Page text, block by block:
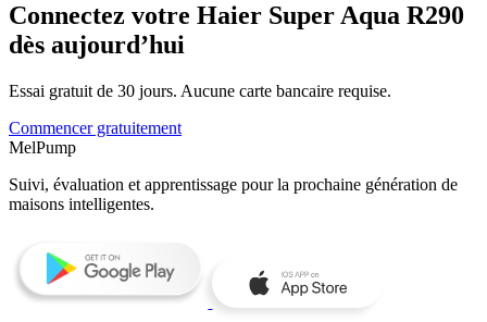
Connectez votre Haier Super Aqua R290
dès aujourd’hui
Essai gratuit de 30 jours. Aucune carte bancaire requise.
Commencer gratuitement
MelPump
Suivi, évaluation et apprentissage pour la prochaine génération de
maisons intelligentes.